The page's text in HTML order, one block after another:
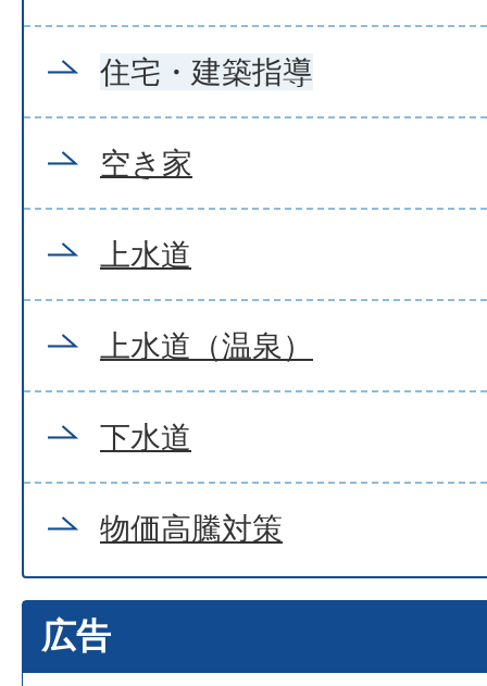
住宅・建築指導
空き家
上水道
上水道（温泉）
下水道
物価高騰対策
広告